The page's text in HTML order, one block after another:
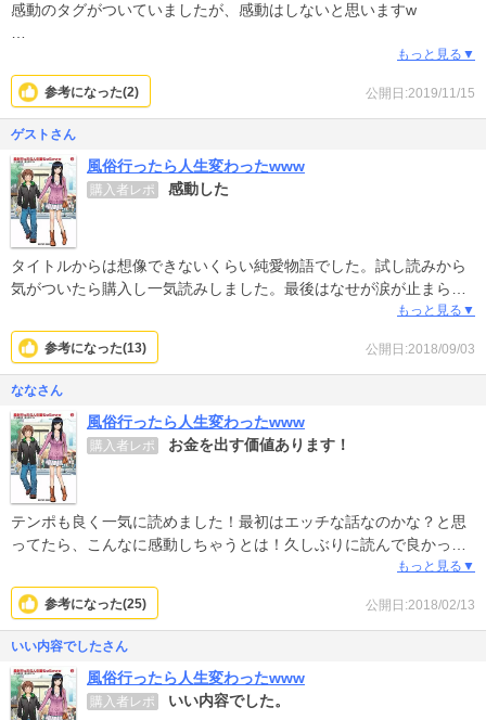
感動のタグがついていましたが、感動はしないと思いますw
一話目の女性は、普通の日払いバイトを探していましたが、いつの
間にか風俗店で働くことになりました。
もっと見る▼
公開日:2019/11/15
参考になった(2)
ゲストさん
風俗行ったら人生変わったwww
購入者レポ 感動した
タイトルからは想像できないくらい純愛物語でした。試し読みから
気がついたら購入し一気読みしました。最後はなせが涙が止まらな
もっと見る▼
公開日:2018/09/03
参考になった(13)
ななさん
風俗行ったら人生変わったwww
購入者レポ お金を出す価値あります！
テンポも良く一気に読めました！最初はエッチな話なのかな？と思
ってたら、こんなに感動しちゃうとは！久しぶりに読んで良かった
と思えた漫画です。お金を出す価値あり！オススメです！もっと見る▼
公開日:2018/02/13
参考になった(25)
いい内容でしたさん
風俗行ったら人生変わったwww
購入者レポ いい内容でした。